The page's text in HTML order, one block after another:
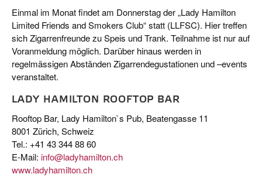
Einmal im Monat findet am Donnerstag der „Lady Hamilton
Limited Friends and Smokers Club“ statt (LLFSC). Hier treffen
sich Zigarrenfreunde zu Speis und Trank. Teilnahme ist nur auf
Voranmeldung möglich. Darüber hinaus werden in
regelmässigen Abständen Zigarrendegustationen und –events
veranstaltet.
LADY HAMILTON ROOFTOP BAR
Rooftop Bar, Lady Hamilton`s Pub, Beatengasse 11
8001 Zürich, Schweiz
Tel.: +41 43 344 88 60
E-Mail: info@ladyhamilton.ch
www.ladyhamilton.ch